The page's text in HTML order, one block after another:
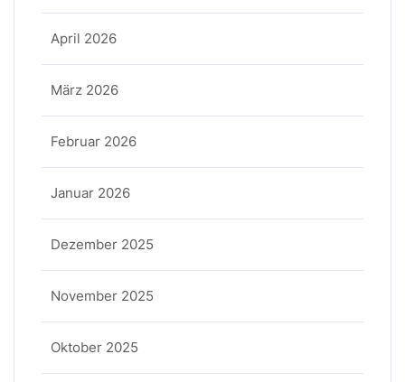
April 2026
März 2026
Februar 2026
Januar 2026
Dezember 2025
November 2025
Oktober 2025